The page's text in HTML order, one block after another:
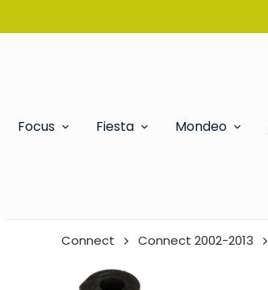
Focus Fiesta Mondeo
Connect Connect 2002-2013